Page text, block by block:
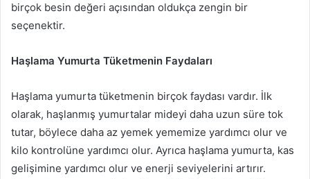
birçok besin değeri açısından oldukça zengin bir
seçenektir.
Haşlama Yumurta Tüketmenin Faydaları
Haşlama yumurta tüketmenin birçok faydası vardır. İlk
olarak, haşlanmış yumurtalar mideyi daha uzun süre tok
tutar, böylece daha az yemek yememize yardımcı olur ve
kilo kontrolüne yardımcı olur. Ayrıca haşlama yumurta, kas
gelişimine yardımcı olur ve enerji seviyelerini artırır.